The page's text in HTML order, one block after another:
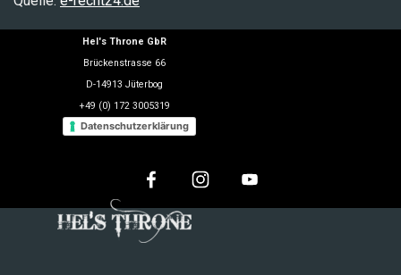
Hel's Throne GbR
Brückenstrasse 66
D-14913 Jüterbog
+49 (0) 172 3005319
mail@helsthrone.de
Datenschutzerklärung
Zurück zum Seiteninhalt